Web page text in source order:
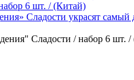
6 шт. / (Китай)
Сладости украсят
Сладости / набор 6 шт. /